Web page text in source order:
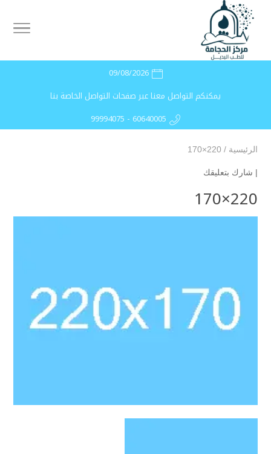
09/08/2026
يمكنكم التواصل معنا عبر صفحات التواصل الخاصة بنا
99994075 - 60640005
الرئيسية /
220×170
| شارك بتعليقك
220×170